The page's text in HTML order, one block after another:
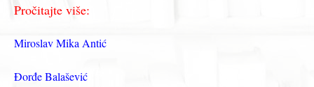
Pročitajte više:
Miroslav Mika Antić
Đorđe Balašević